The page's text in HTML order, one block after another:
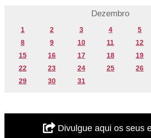
Dezembro
1 2 3 4 5
8
9 10 11 12
15
16 17 18 19
22
23 24 25 26
29
30 31
Divulgue aqui os seus